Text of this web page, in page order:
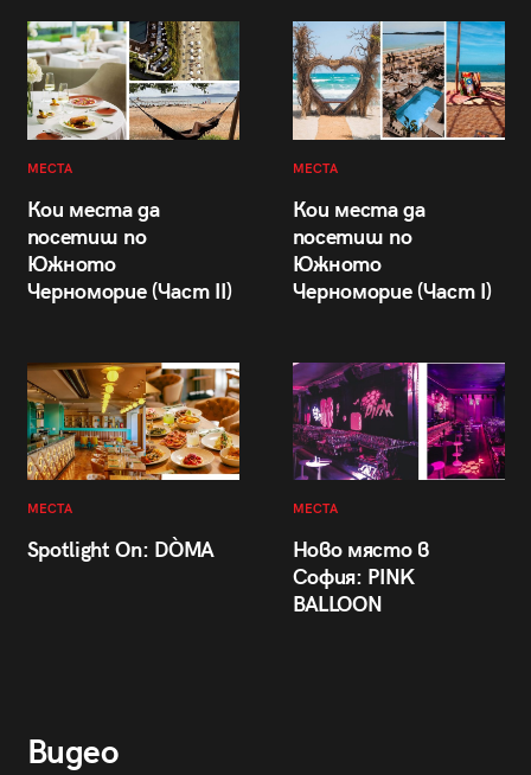
МЕСТА
Кои места да
посетиш по
Южното
Черноморие (Част II)
МЕСТА
Кои места да
посетиш по
Южното
Черноморие (Част I)
МЕСТА
Spotlight On: DÒMA
МЕСТА
Ново място в
София: PINK
BALLOON
Видео